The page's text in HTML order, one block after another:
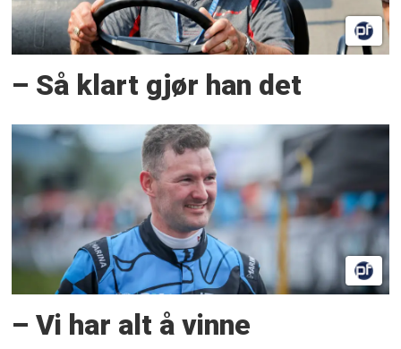
– Så klart gjør han det
– Vi har alt å vinne